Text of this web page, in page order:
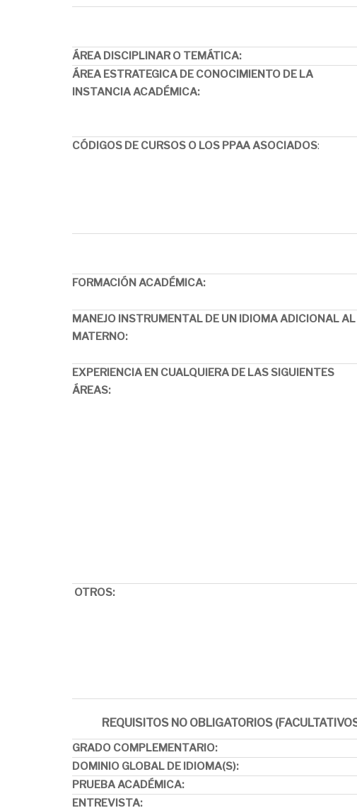
ÁREA DISCIPLINAR O TEMÁTICA:
ÁREA ESTRATEGICA DE CONOCIMIENTO DE LA
INSTANCIA ACADÉMICA:
CÓDIGOS DE CURSOS O LOS PPAA ASOCIADOS:
FORMACIÓN ACADÉMICA:
MANEJO INSTRUMENTAL DE UN IDIOMA ADICIONAL AL
MATERNO:
EXPERIENCIA EN CUALQUIERA DE LAS SIGUIENTES
ÁREAS:
OTROS:
REQUISITOS NO OBLIGATORIOS
GRADO COMPLEMENTARIO:
DOMINIO GLOBAL DE IDIOMA(S):
PRUEBA ACADÉMICA:
ENTREVISTA: